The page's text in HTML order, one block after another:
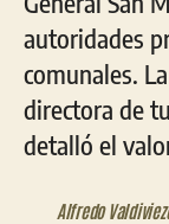
autoridades
comunales.
directora de
detalló el
Alfredo